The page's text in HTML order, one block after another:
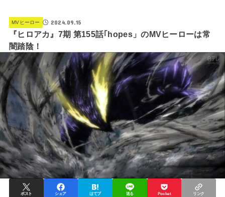
MVヒーロー 2024.09.15
『ヒロアカ』7期 第155話｢hopes」のMVヒーローは常
闇踏陰！
ポスト シェア はてブ 送る Pocket リンク